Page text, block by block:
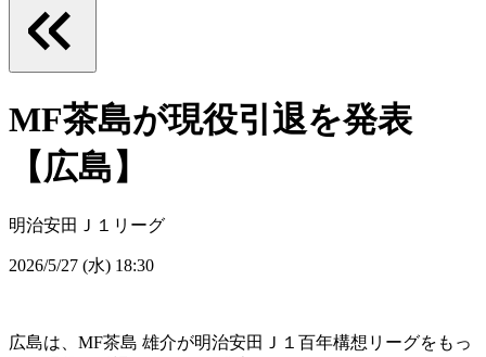
MF茶島が現役引退を発表
【広島】
明治安田Ｊ１リーグ
2026/5/27 (水) 18:30
広島は、MF茶島 雄介が明治安田Ｊ１百年構想リーグをもっ